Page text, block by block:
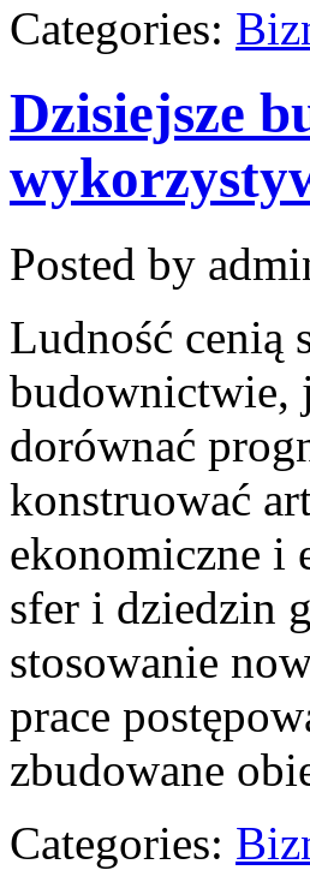
Categories:
Dzisiejsze
Posted by
Ludność cenią
budownictwie,
dorównać
konstruować
ekonomiczne i
sfer i dziedzin
stosowanie
prace
zbudowane
Categories: